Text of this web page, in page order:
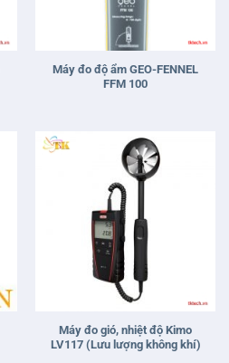
Máy đo độ ẩm GEO-FENNEL
FFM 100
Máy đo gió, nhiệt độ Kimo
LV117 (Lưu lượng không khí)